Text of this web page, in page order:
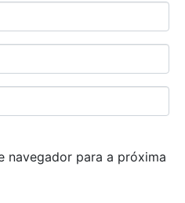
navegador para a próxima